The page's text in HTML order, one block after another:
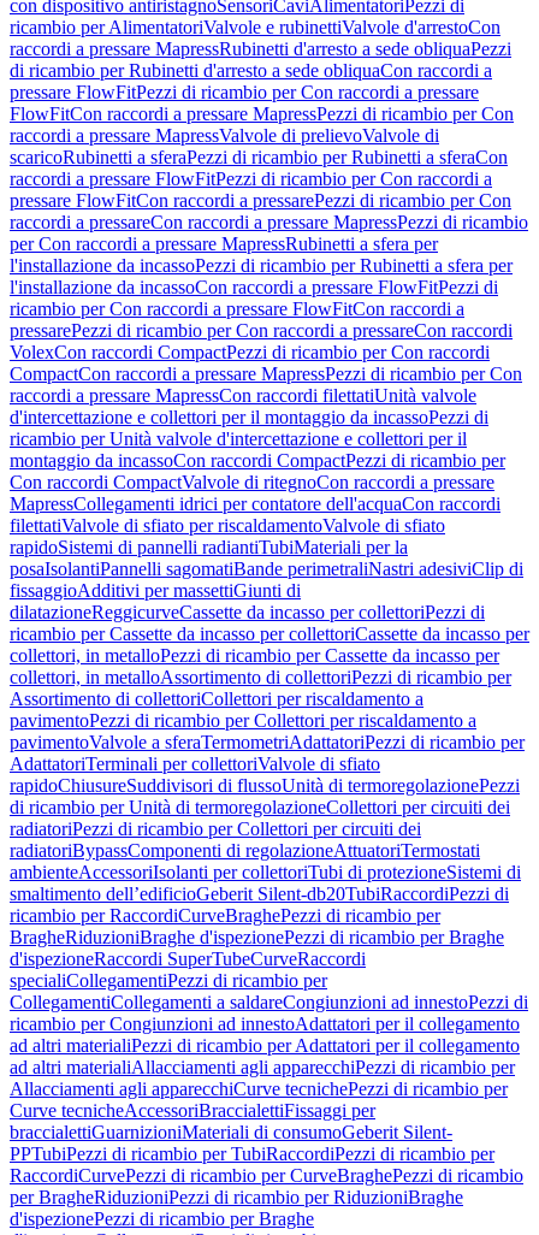
con dispositivo antiristagnoSensoriCaviAlimentatori Pezzi di
ricambio per AlimentatoriValvole e rubinettiValvole d'arrestoCon
raccordi a pressare MapressRubinetti d'arresto a sede obliquaPezzi
di ricambio per Rubinetti d'arresto a sede obliquaCon raccordi a
pressare FlowFitPezzi di ricambio per Con raccordi a pressare
FlowFitCon raccordi a pressare MapressPezzi di ricambio per Con
raccordi a pressare MapressValvole di prelievoValvole di
scaricoRubinetti a sferaPezzi di ricambio per Rubinetti a sferaCon
raccordi a pressare FlowFitPezzi di ricambio per Con raccordi a
pressare FlowFitCon raccordi a pressarePezzi di ricambio per Con
raccordi a pressareCon raccordi a pressare MapressPezzi di ricambio
per Con raccordi a pressare MapressRubinetti a sfera per
l'installazione da incassoPezzi di ricambio per Rubinetti a sfera per
l'installazione da incassoCon raccordi a pressare FlowFitPezzi di
ricambio per Con raccordi a pressare FlowFitCon raccordi a
pressarePezzi di ricambio per Con raccordi a pressareCon raccordi
VolexCon raccordi CompactPezzi di ricambio per Con raccordi
CompactCon raccordi a pressare MapressPezzi di ricambio per Con
raccordi a pressare MapressCon raccordi filettatiUnità valvole
d'intercettazione e collettori per il montaggio da incassoPezzi di
ricambio per Unità valvole d'intercettazione e collettori per il
montaggio da incassoCon raccordi CompactPezzi di ricambio per
Con raccordi CompactValvole di ritegnoCon raccordi a pressare
MapressCollegamenti idrici per contatore dell'acquaCon raccordi
filettatiValvole di sfiato per riscaldamentoValvole di sfiato
rapidoSistemi di pannelli radiantiTubiMateriali per la
posaIsolantiPannelli sagomatiBande perimetraliNastri adesiviClip di
fissaggioAdditivi per massettiGiunti di
dilatazioneReggicurveCassette da incasso per collettoriPezzi di
ricambio per Cassette da incasso per collettoriCassette da incasso per
collettori, in metalloPezzi di ricambio per Cassette da incasso per
collettori, in metalloAssortimento di collettoriPezzi di ricambio per
Assortimento di collettoriCollettori per riscaldamento a
pavimentoPezzi di ricambio per Collettori per riscaldamento a
pavimentoValvole a sferaTermometriAdattatoriPezzi di ricambio per
AdattatoriTerminali per collettoriValvole di sfiato
rapidoChiusureSuddivisori di flussoUnità di termoregolazionePezzi
di ricambio per Unità di termoregolazioneCollettori per circuiti dei
radiatoriPezzi di ricambio per Collettori per circuiti dei
radiatoriBypassComponenti di regolazioneAttuatoriTermostati
ambienteAccessoriIsolanti per collettoriTubi di protezioneSistemi di
smaltimento dell’edificioGeberit Silent-db20TubiRaccordiPezzi di
ricambio per RaccordiCurveBraghePezzi di ricambio per
BragheRiduzioniBraghe d'ispezionePezzi di ricambio per Braghe
d'ispezioneRaccordi SuperTubeCurveRaccordi
specialiCollegamentiPezzi di ricambio per
CollegamentiCollegamenti a saldareCongiunzioni ad innestoPezzi di
ricambio per Congiunzioni ad innestoAdattatori per il collegamento
ad altri materialiPezzi di ricambio per Adattatori per il collegamento
ad altri materialiAllacciamenti agli apparecchiPezzi di ricambio per
Allacciamenti agli apparecchiCurve tecnichePezzi di ricambio per
Curve tecnicheAccessoriBraccialettiFissaggi per
braccialettiGuarnizioniMateriali di consumoGeberit Silent-
PPTubiPezzi di ricambio per TubiRaccordiPezzi di ricambio per
RaccordiCurvePezzi di ricambio per CurveBraghePezzi di ricambio
per BragheRiduzioniPezzi di ricambio per RiduzioniBraghe
d'ispezionePezzi di ricambio per Braghe